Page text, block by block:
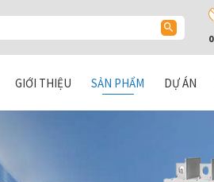
GIỚI THIỆU SẢN PHẨM DỰ ÁN